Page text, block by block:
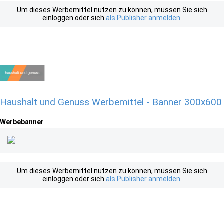
Um dieses Werbemittel nutzen zu können, müssen Sie sich
einloggen oder sich als Publisher anmelden
Haushalt und Genuss Werbemittel - Banner 300x600
Werbebanner
Um dieses Werbemittel nutzen zu können, müssen Sie sich
einloggen oder sich als Publisher anmelden